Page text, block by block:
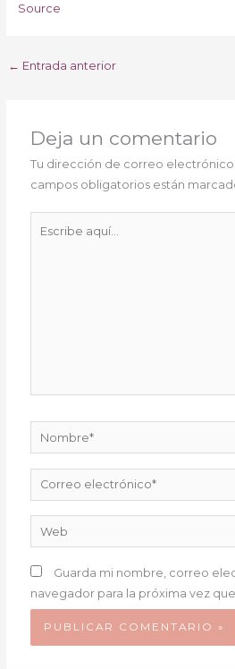
Source
← Entrada anterior
Deja un comentario
Tu dirección de correo electrónico
campos obligatorios están
Nombre*
Correo
electrónico*
Web
Guarda mi nombre, correo
navegador para la próxima vez